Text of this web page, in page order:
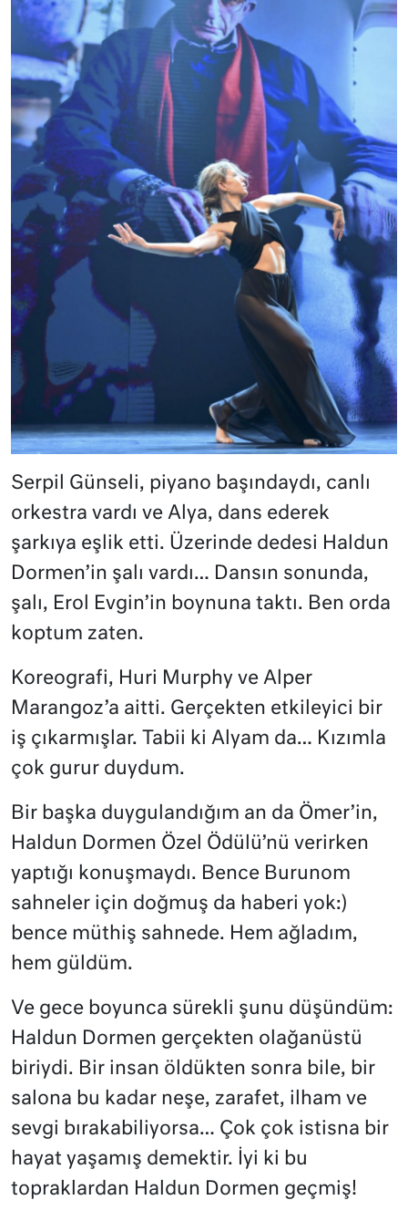
Serpil Günseli, piyano başındaydı, canlı
orkestra vardı ve Alya, dans ederek
şarkıya eşlik etti. Üzerinde dedesi Haldun
Dormen’in şalı vardı… Dansın sonunda,
şalı, Erol Evgin’in boynuna taktı. Ben orda
koptum zaten.
Koreografi, Huri Murphy ve Alper
Marangoz’a aitti. Gerçekten etkileyici bir
iş çıkarmışlar. Tabii ki Alyam da… Kızımla
çok gurur duydum.
Bir başka duygulandığım an da Ömer’in,
Haldun Dormen Özel Ödülü’nü verirken
yaptığı konuşmaydı. Bence Burunom
sahneler için doğmuş da haberi yok:)
bence müthiş sahnede. Hem ağladım,
hem güldüm.
Ve gece boyunca sürekli şunu düşündüm:
Haldun Dormen gerçekten olağanüstü
biriydi. Bir insan öldükten sonra bile, bir
salona bu kadar neşe, zarafet, ilham ve
sevgi bırakabiliyorsa… Çok çok istisna bir
hayat yaşamış demektir. İyi ki bu
topraklardan Haldun Dormen geçmiş!